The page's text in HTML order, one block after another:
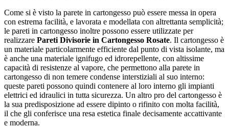
Come si è visto la parete in cartongesso può essere messa in opera
con estrema facilità, e lavorata e modellata con altrettanta semplicità;
le pareti in cartongesso inoltre possono essere utilizzate per
realizzare Pareti Divisorie in Cartongesso Rosate. Il cartongesso è
un materiale particolarmente efficiente dal punto di vista isolante, ma
è anche una materiale ignifugo ed idrorepellente, con altissime
capacità di resistenze al vapore, che permettono alla parete in
cartongesso di non temere condense interstiziali al suo interno:
queste pareti possono quindi contenere al loro interno gli impianti
elettrici ed idraulici in tutta sicurezza. Un altro pro del cartongesso è
la sua predisposizione ad essere dipinto o rifinito con molta facilità,
il che gli conferisce una resa estetica finale decisamente accattivante
e moderna.